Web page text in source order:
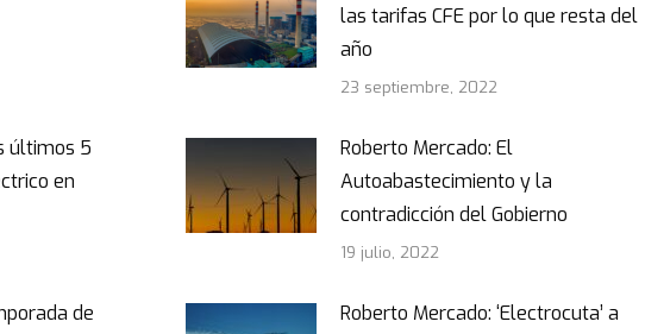
las tarifas CFE por lo que resta del
año
23 septiembre, 2022
últimos 5
en
Roberto Mercado: El
Autoabastecimiento y la
contradicción del Gobierno
19 julio, 2022
de
Roberto Mercado: ‘Electrocuta’ a